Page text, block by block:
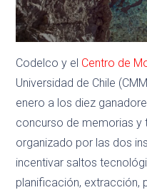
Codelco y el Centro de
Universidad de Chile
enero a los diez
concurso de memorias y
organizado por las dos
incentivar saltos
planificación, extracción,